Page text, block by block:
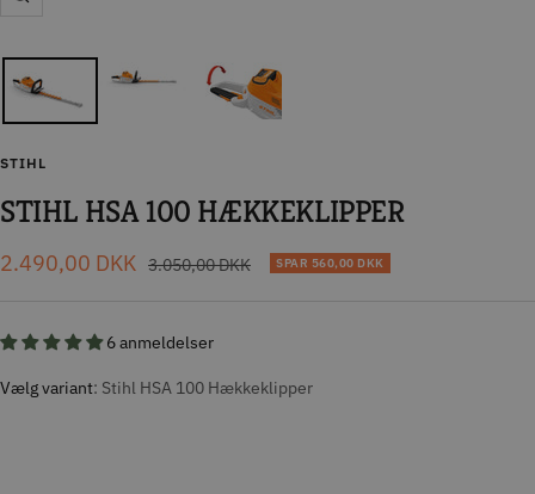
Zoom
STIHL
STIHL HSA 100 HÆKKEKLIPPER
Tilbudspris
2.490,00 DKK Normal
3.050,00 DKK SPAR 560,00 DKK
6 anmeldelser
Vælg variant Stihl HSA 100 Hækkeklipper